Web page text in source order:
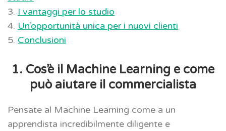
3. I vantaggi per lo studio
4. Un’opportunità unica per i nuovi clienti
5. Conclusioni
1. Cos’è il Machine Learning e come
può aiutare il commercialista
Pensate al Machine Learning come a un
apprendista incredibilmente diligente e